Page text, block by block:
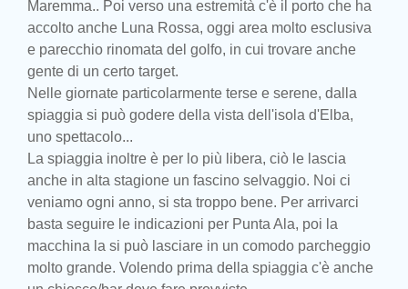
Maremma.. Poi verso una estremità c'è il porto che ha
accolto anche Luna Rossa, oggi area molto esclusiva
e parecchio rinomata del golfo, in cui trovare anche
gente di un certo target.
Nelle giornate particolarmente terse e serene, dalla
spiaggia si può godere della vista dell'isola d'Elba,
uno spettacolo...
La spiaggia inoltre è per lo più libera, ciò le lascia
anche in alta stagione un fascino selvaggio. Noi ci
veniamo ogni anno, si sta troppo bene. Per arrivarci
basta seguire le indicazioni per Punta Ala, poi la
macchina la si può lasciare in un comodo parcheggio
molto grande. Volendo prima della spiaggia c'è anche